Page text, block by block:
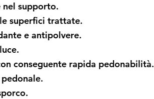
supporto.
superfici trattate.
e antipolvere.
conseguente rapida pedonabilità.